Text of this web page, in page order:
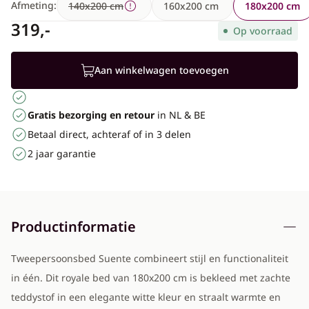
Afmeting: 140x200 cm 160x200 cm 180x200 cm
319,- Op voorraad
Aan winkelwagen toevoegen
Gratis bezorging en retour in NL & BE
Betaal direct, achteraf of in 3 delen
2 jaar garantie
Productinformatie
Tweepersoonsbed Suente combineert stijl en functionaliteit
in één. Dit royale bed van 180x200 cm is bekleed met zachte
teddystof in een elegante witte kleur en straalt warmte en